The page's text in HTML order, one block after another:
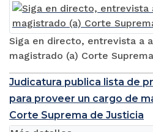
Siga en directo, entrevista a
magistrado (a) Corte
Judicatura publica lista de
para proveer un cargo de
Corte Suprema de Justicia